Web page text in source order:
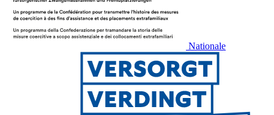
Nationale